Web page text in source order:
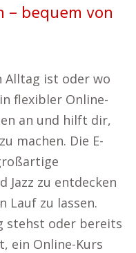
– bequem von
Alltag ist oder wo
flexibler Online-
an und hilft dir,
machen. Die E-
Jazz zu entdecken
Lauf zu lassen.
stehst oder bereits
ein Online-Kurs